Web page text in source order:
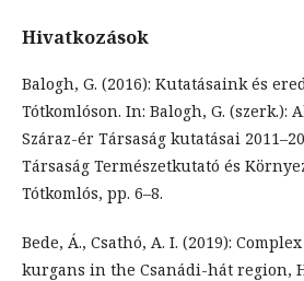
Hivatkozások
Balogh, G. (2016): Kutatásaink és
Tótkomlóson. In: Balogh, G. (szerk.):
Száraz-ér Társaság kutatásai
Társaság Természetkutató és
Tótkomlós, pp. 6–8.
Bede, Á., Csathó, A. I. (2019):
kurgans in the Csanádi-hát region,